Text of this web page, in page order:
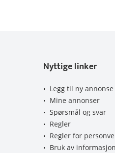
Nyttige linker
Legg til ny annonse
Mine annonser
Spørsmål og svar
Regler
Regler for
Bruk av